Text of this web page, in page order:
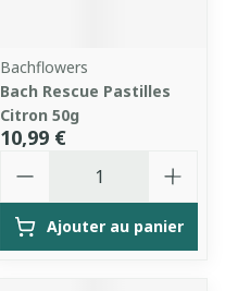
Bachflowers
Bach Rescue Pastilles
Citron 50g
10,99 €
Ajouter au panier